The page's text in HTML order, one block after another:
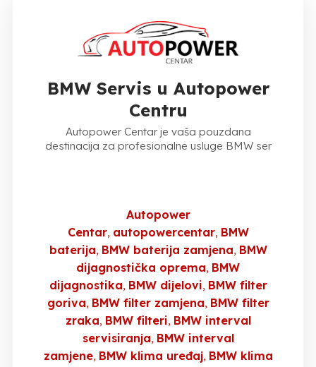
BMW Servis u Autopower
Centru
Autopower Centar je vaša pouzdana
destinacija za profesionalne usluge BMW ser
Autopower
Centar autopowercentar BMW
baterija BMW baterija zamjena BMW
dijagnostička oprema BMW
dijagnostika BMW dijelovi BMW filter
goriva BMW filter zamjena BMW filter
zraka BMW filteri BMW interval
servisiranja BMW interval
zamjene BMW klima uređaj BMW klima